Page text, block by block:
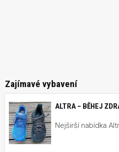
Zajímavé vybavení
ALTRA – BĚHEJ
Nejširší nabídka